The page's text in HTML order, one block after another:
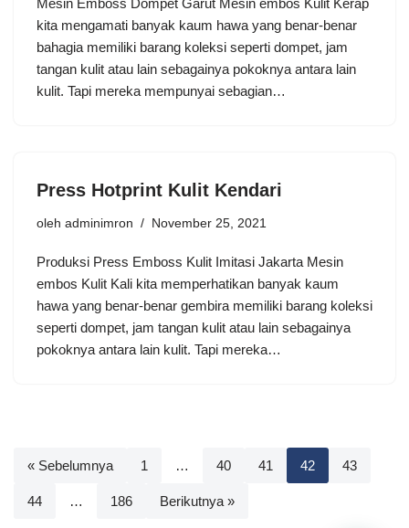
kita mengamati banyak kaum hawa yang benar-benar
bahagia memiliki barang koleksi seperti dompet, jam
tangan kulit atau lain sebagainya pokoknya antara lain
kulit. Tapi mereka mempunyai sebagian…
Press Hotprint Kulit Kendari
oleh adminimron November 25, 2021
Produksi Press Emboss Kulit Imitasi Jakarta Mesin
embos Kulit Kali kita memperhatikan banyak kaum
hawa yang benar-benar gembira memiliki barang koleksi
seperti dompet, jam tangan kulit atau lain sebagainya
pokoknya antara lain kulit. Tapi mereka…
« Sebelumnya 1 … 40 41 42 43
44 … 186 Berikutnya »